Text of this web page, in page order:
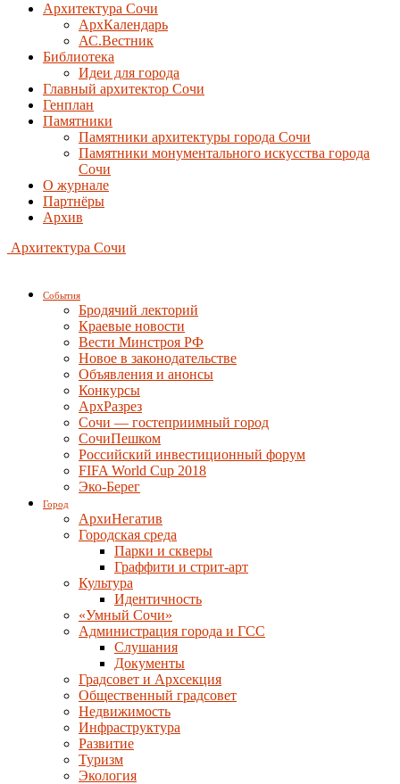
Архитектура Сочи
АрхКалендарь
АС.Вестник
Библиотека
Идеи для города
Главный архитектор Сочи
Генплан
Памятники
Памятники архитектуры города Сочи
Памятники монументального искусства города
Сочи
О журнале
Партнёры
Архив
Архитектура Сочи
События
Бродячий лекторий
Краевые новости
Вести Минстроя РФ
Новое в законодательстве
Объявления и анонсы
Конкурсы
АрхРазрез
Сочи — гостеприимный город
СочиПешком
Российский инвестиционный форум
FIFA World Cup 2018
Эко-Берег
Город
АрхиНегатив
Городская среда
Парки и скверы
Граффити и стрит-арт
Культура
Идентичность
«Умный Сочи»
Администрация города и ГСС
Слушания
Документы
Градсовет и Архсекция
Общественный градсовет
Недвижимость
Инфраструктура
Развитие
Туризм
Экология